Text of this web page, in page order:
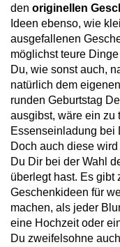
den originellen
Ideen ebenso, wie
ausgefallenen
möglichst teure
Du, wie sonst auch,
natürlich dem
runden Geburtstag
ausgibst, wäre ein zu
Essenseinladung bei
Doch auch diese
Du Dir bei der Wahl
überlegt hast. Es
Geschenkideen für
machen, als jeder
eine Hochzeit oder
Du zweifelsohne